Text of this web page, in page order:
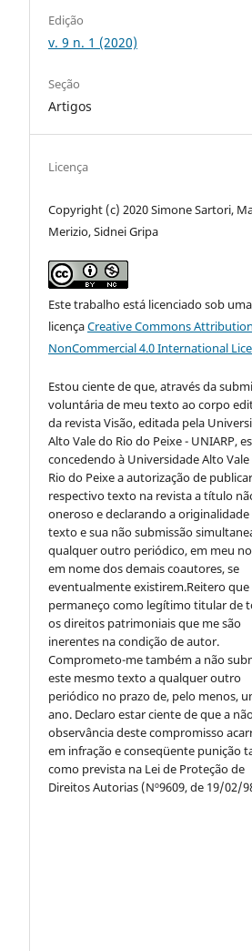
Edição
v. 9 n. 1 (2020)
Seção
Artigos
Licença
Copyright (c) 2020 Simone Sartori,
Merizio, Sidnei Gripa
Este trabalho está licenciado sob uma
licençaCreative Commons
NonCommercial 4.0 International
Estou ciente de que, através da
voluntária de meu texto ao corpo
da revista Visão, editada pela
Alto Vale do Rio do Peixe - UNIARP,
concedendo à Universidade Alto
Rio do Peixe a autorização de
respectivo texto na revista a título
oneroso e declarando a
texto e sua não submissão
qualquer outro periódico, em meu
em nome dos demais coautores, se
eventualmente existirem.Reitero que
permaneço como legítimo titular de
os direitos patrimoniais que me são
inerentes na condição de autor.
Comprometo-me também a não
este mesmo texto a qualquer outro
periódico no prazo de, pelo menos,
ano. Declaro estar ciente de que a
observância deste compromisso
em infração e conseqüente punição
como prevista na Lei de Proteção de
Direitos Autorias (Nº9609, de 19/02/